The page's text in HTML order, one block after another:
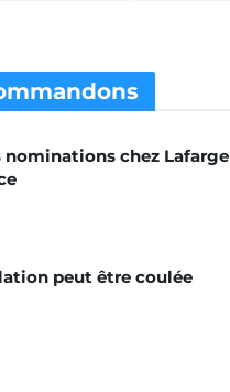
nominations chez Lafarge
peut être coulée